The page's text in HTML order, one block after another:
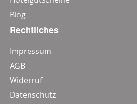
Blog
Rechtliches
Impressum
AGB
Widerruf
Datenschutz